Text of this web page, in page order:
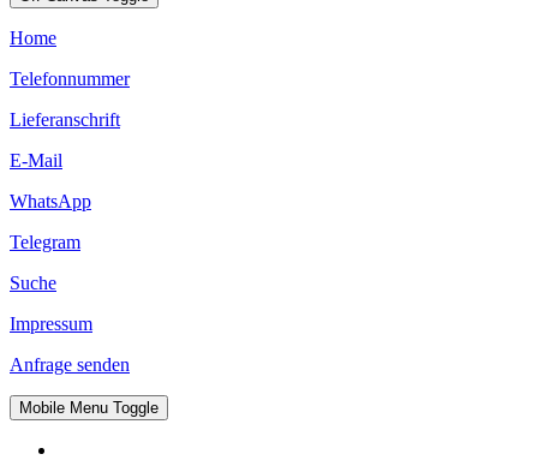
Home
Telefonnummer
Lieferanschrift
E-Mail
WhatsApp
Telegram
Suche
Impressum
Anfrage senden
Mobile Menu Toggle